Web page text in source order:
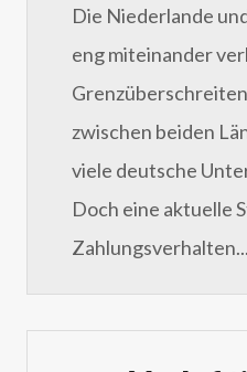
Die Niederlande
eng miteinander
zwischen beiden
viele deutsche
Doch eine aktuelle
Zahlungsverhalten...